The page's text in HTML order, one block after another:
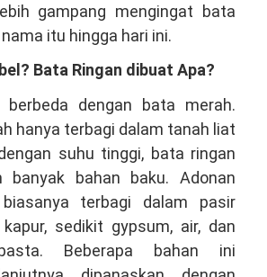
gampang mengingat bata
itu hingga hari ini.
Bata Ringan dibuat Apa?
berbeda dengan bata merah.
hanya terbagi dalam tanah liat
suhu tinggi, bata ringan
banyak bahan baku. Adonan
terbagi dalam pasir
sedikit gypsum, air, dan
Beberapa bahan ini